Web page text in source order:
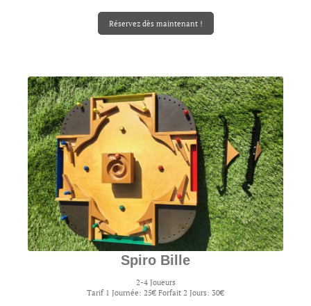
Réservez dès maintenant !
Spiro Bille
2-4 Joueurs
Tarif 1 Journée: 25€ Forfait 2 Jours: 30€